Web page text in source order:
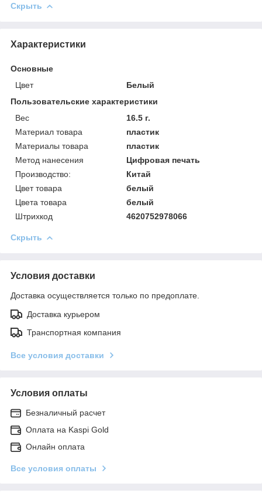
Скрыть
Характеристики
Основные
Цвет
Белый
Пользовательские характеристики
Вес
16.5 г.
Материал товара
пластик
Материалы товара
пластик
Метод нанесения
Цифровая печать
Производство:
Китай
Цвет товара
белый
Цвета товара
белый
Штрихкод
4620752978066
Скрыть
Условия доставки
Доставка осуществляется только по предоплате.
Доставка курьером
Транспортная компания
Все условия доставки
Условия оплаты
Безналичный расчет
Оплата на Kaspi Gold
Онлайн оплата
Все условия оплаты